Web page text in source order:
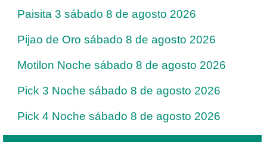
Paisita 3 sábado 8 de agosto 2026
Pijao de Oro sábado 8 de agosto 2026
Motilon Noche sábado 8 de agosto 2026
Pick 3 Noche sábado 8 de agosto 2026
Pick 4 Noche sábado 8 de agosto 2026